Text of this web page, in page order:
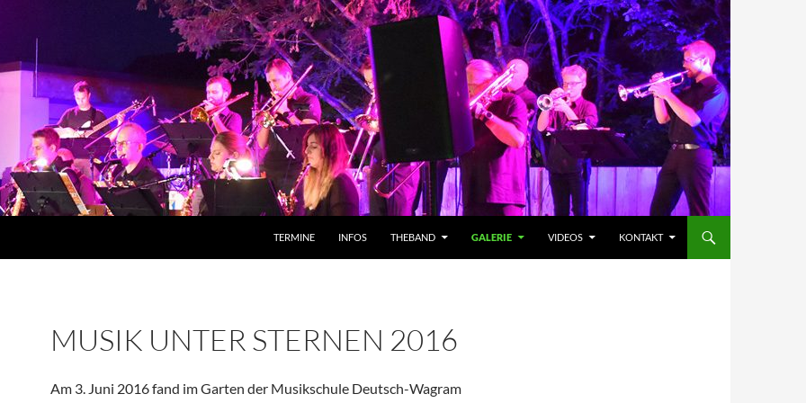
TERMINE INFOS THEBAND GALERIE VIDEOS KONTAKT
MUSIK UNTER STERNEN 2016
Am 3. Juni 2016 fand im Garten der Musikschule Deutsch-Wagram